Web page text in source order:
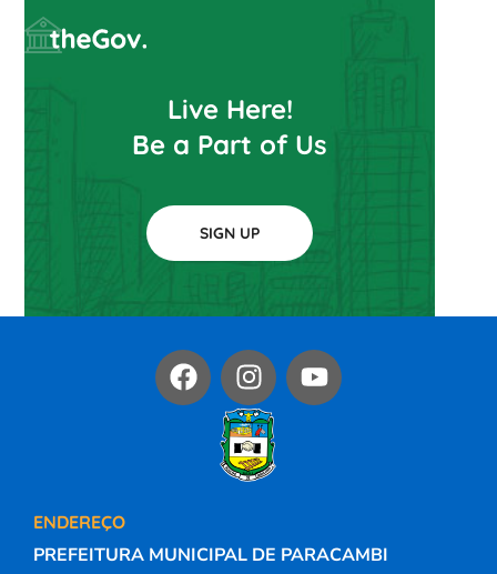
Live Here!
Be a Part of Us
SIGN UP
ENDEREÇO
PREFEITURA MUNICIPAL DE PARACAMBI